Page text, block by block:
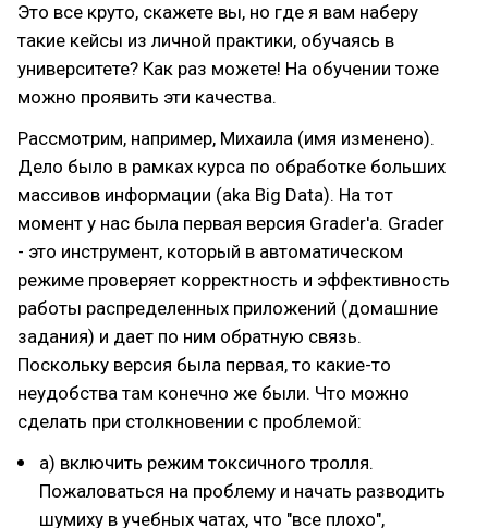
Это все круто, скажете вы, но где я вам наберу
такие кейсы из личной практики, обучаясь в
университете? Как раз можете! На обучении тоже
можно проявить эти качества.
Рассмотрим, например, Михаила (имя изменено).
Дело было в рамках курса по обработке больших
массивов информации (aka Big Data). На тот
момент у нас была первая версия Grader'а. Grader
- это инструмент, который в автоматическом
режиме проверяет корректность и эффективность
работы распределенных приложений (домашние
задания) и дает по ним обратную связь.
Поскольку версия была первая, то какие-то
неудобства там конечно же были. Что можно
сделать при столкновении с проблемой:
а) включить режим токсичного тролля.
Пожаловаться на проблему и начать разводить
шумиху в учебных чатах, что "все плохо",